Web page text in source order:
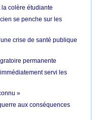
colère étudiante
se penche sur les
crise de santé publique
permanente
servi les
»
aux conséquences